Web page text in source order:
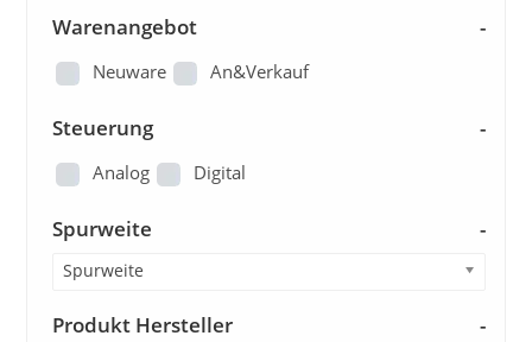
Figuren
Gleisbau
Kataloge und Pläne
Landschaftsbau
Loks
Modellautos
Modellbau - Sonstige
Warenangebot -
Neuware An&Verkauf
Steuerung -
Analog Digital
Spurweite -
Spurweite
Produkt Hersteller -